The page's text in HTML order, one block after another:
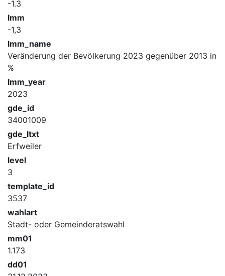
-1.3
lmm
-1,3
lmm_name
Veränderung der Bevölkerung 2023 gegenüber 2013 in
%
lmm_year
2023
gde_id
34001009
gde_ltxt
Erfweiler
level
3
template_id
3537
wahlart
Stadt- oder Gemeinderatswahl
mm01
1.173
dd01